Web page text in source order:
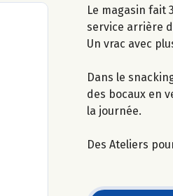
Le magasin fait
service arrière
Un vrac avec
Dans le
des bocaux en
la journée.
Des Ateliers